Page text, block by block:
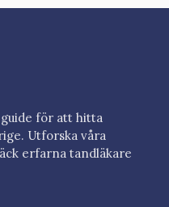
för att hitta
Utforska våra
erfarna tandläkare